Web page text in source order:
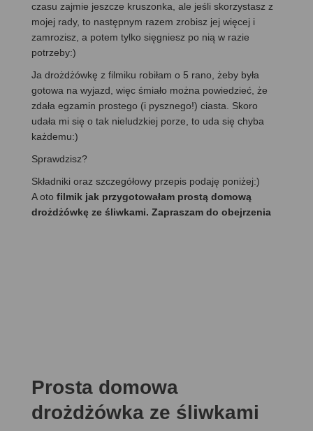
czasu zajmie jeszcze kruszonka, ale jeśli skorzystasz z
mojej rady, to następnym razem zrobisz jej więcej i
zamrozisz, a potem tylko sięgniesz po nią w razie
potrzeby:)
Ja drożdżówkę z filmiku robiłam o 5 rano, żeby była
gotowa na wyjazd, więc śmiało można powiedzieć, że
zdała egzamin prostego (i pysznego!) ciasta. Skoro
udała mi się o tak nieludzkiej porze, to uda się chyba
każdemu:)
Sprawdzisz?
Składniki oraz szczegółowy przepis podaję poniżej:)
A oto filmik jak przygotowałam prostą domową
drożdżówkę ze śliwkami. Zapraszam do obejrzenia
Prosta domowa
drożdżówka ze śliwkami